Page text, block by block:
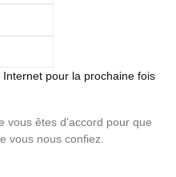
pour la prochaine fois
vous êtes d'accord pour que
vous nous confiez.